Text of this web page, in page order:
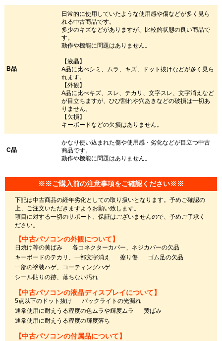
B品
日常的に使用していたような使用感や傷などが多く見ら
れる中古商品です。
多少のキズなどがありますが、比較的状態の良い商品で
す。
動作や機能に問題はありません。
【液晶】
A品に比べシミ、ムラ、キズ、ドット抜けなどが多く見ら
れます。
【外観】
A品に比べキズ、スレ、テカリ、文字スレ、文字消えなど
が目立ちますが、ひび割れや穴あきなどの破損は一切あ
りません。
【欠損】
キーボードなどの欠損はありません。
C品
かなり使い込まれた傷や使用感・劣化などが目立つ中古
商品です。
動作や機能に問題はありません。
※※ご購入前の注意事項をご確認ください※※
下記は中古商品の経年劣化としての取り扱いとなります。予めご確認の
上、ご注文いただきますようお願い致します。
項目に対する一切のサポート、保証はございませんので、予めご了承く
ださい。
【中古パソコンの外観について】
日焼け等の黄ばみ
各コネクターカバー、ネジカバーの欠品
キーボードのテカリ、一部文字消え
擦り傷
ゴム足の欠品
一部の塗装ハゲ、コーティングハゲ
シール貼りの跡、落ちない汚れ
【中古パソコンの液晶ディスプレイについて】
5点以下のドット抜け
バックライトの光漏れ
通常使用に耐えうる程度の色ムラや輝度ムラ
黄ばみ
通常使用に耐えうる程度の輝度落ち
【中古パソコンの付属品について】